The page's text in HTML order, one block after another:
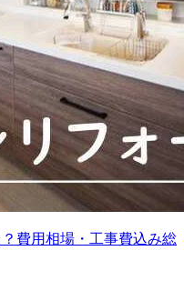
費用相場・工事費込み総